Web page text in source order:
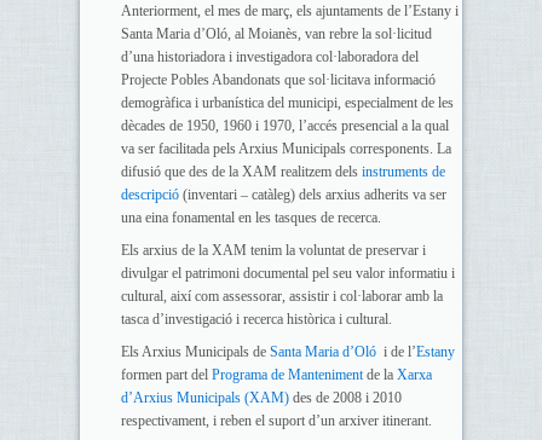
Anteriorment, el mes de març, els ajuntaments de l’Estany i
Santa Maria d’Oló, al Moianès, van rebre la sol·licitud
d’una historiadora i investigadora col·laboradora del
Projecte Pobles Abandonats que sol·licitava informació
demogràfica i urbanística del municipi, especialment de les
dècades de 1950, 1960 i 1970, l’accés presencial a la qual
va ser facilitada pels Arxius Municipals corresponents. La
difusió que des de la XAM realitzem dels instruments de
descripció(inventari – catàleg) dels arxius adherits va ser
una eina fonamental en les tasques de recerca.
Els arxius de la XAM tenim la voluntat de preservar i
divulgar el patrimoni documental pel seu valor informatiu i
cultural, així com assessorar, assistir i col·laborar amb la
tasca d’investigació i recerca històrica i cultural.
Els Arxius Municipals de Santa Maria d’Olói de l’Estany
formen part del Programa de Mantenimentde la Xarxa
d’Arxius Municipals (XAM)des de 2008 i 2010
respectivament, i reben el suport d’un arxiver itinerant.